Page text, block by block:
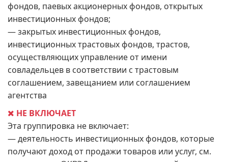
фондов, паевых акционерных фондов, открытых
инвестиционных фондов;
— закрытых инвестиционных фондов,
инвестиционных трастовых фондов, трастов,
осуществляющих управление от имени
совладельцев в соответствии с трастовым
соглашением, завещанием или соглашением
агентства
НЕ ВКЛЮЧАЕТ
Эта группировка не включает:
— деятельность инвестиционных фондов, которые
получают доход от продажи товаров или услуг, см.